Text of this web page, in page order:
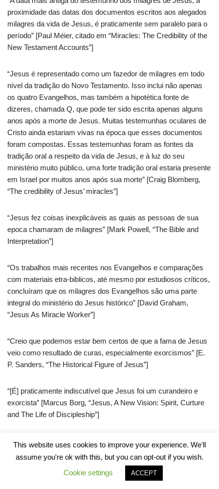
proximidade das datas dos documentos escritos aos alegados
milagres da vida de Jesus, é praticamente sem paralelo para o
período” [Paul Méier, citado em “Miracles: The Credibility of the
New Testament Accounts”]
“Jesus é representado como um fazedor de milagres em todo
nível da tradição do Novo Testamento. Isso inclui não apenas
os quatro Evangelhos, mas também a hipotética fonte de
dizeres, chamada Q, que pode ter sido escrita apenas alguns
anos após a morte de Jesus. Muitas testemunhas oculares de
Cristo ainda estariam vivas na época que esses documentos
foram compostas. Essas testemunhas foram as fontes da
tradição oral a respeito da vida de Jesus, e à luz do seu
ministério muito público, uma forte tradição oral estaria presente
em Israel por muitos anos após sua morte” [Craig Blomberg,
“The credibility of Jesus’ miracles”]
“Jesus fez coisas inexplicáveis as quais as pessoas de sua
epoca chamaram de milagres” [Mark Powell, “The Bible and
Interpretation”]
“Os trabalhos mais recentes nos Evangelhos e comparações
com materiais etra-biblicos, até mesmo por estudiosos críticos,
concluíram que os milagres dos Evangelhos são uma parte
integral do ministério do Jesus histórico” [David Graham,
“Jesus As Miracle Worker”]
“Creio que podemos estar bem certos de que a fama de Jesus
veio como resultado de curas, especialmente exorcismos” [E.
P. Sanders, “The Historical Figure of Jesus”]
“[É] praticamente indiscutível que Jesus foi um curandeiro e
exorcista” [Marcus Borg, “Jesus, A New Vision: Spirit, Curture
and The Life of Discipleship”]
“O que quer que você pense sobre a possibilidade filosófica de
milagres de cura, esta claro que Jesus foi bastante conhecido
por ter os feito” [Bart Ehrman, “The New Testament: A Historical
Introduction to the Early Christian Writings”]
This website uses cookies to improve your experience. We'll
assume you're ok with this, but you can opt-out if you wish.
Cookie settings
ACCEPT